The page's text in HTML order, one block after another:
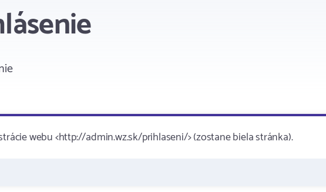
webu <http://admin.wz.sk/prihlaseni/> (zostane biela stránka).